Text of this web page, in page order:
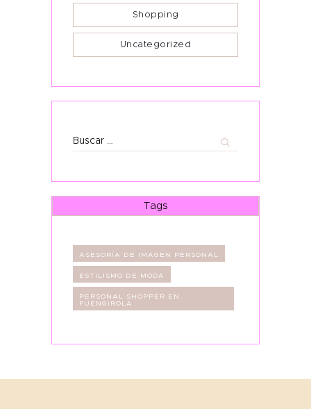
Shopping
Uncategorized
Buscar:
Tags
ASESORÍA DE IMAGEN PERSONAL
ESTILISMO DE MODA
PERSONAL SHOPPER EN
FUENGIROLA